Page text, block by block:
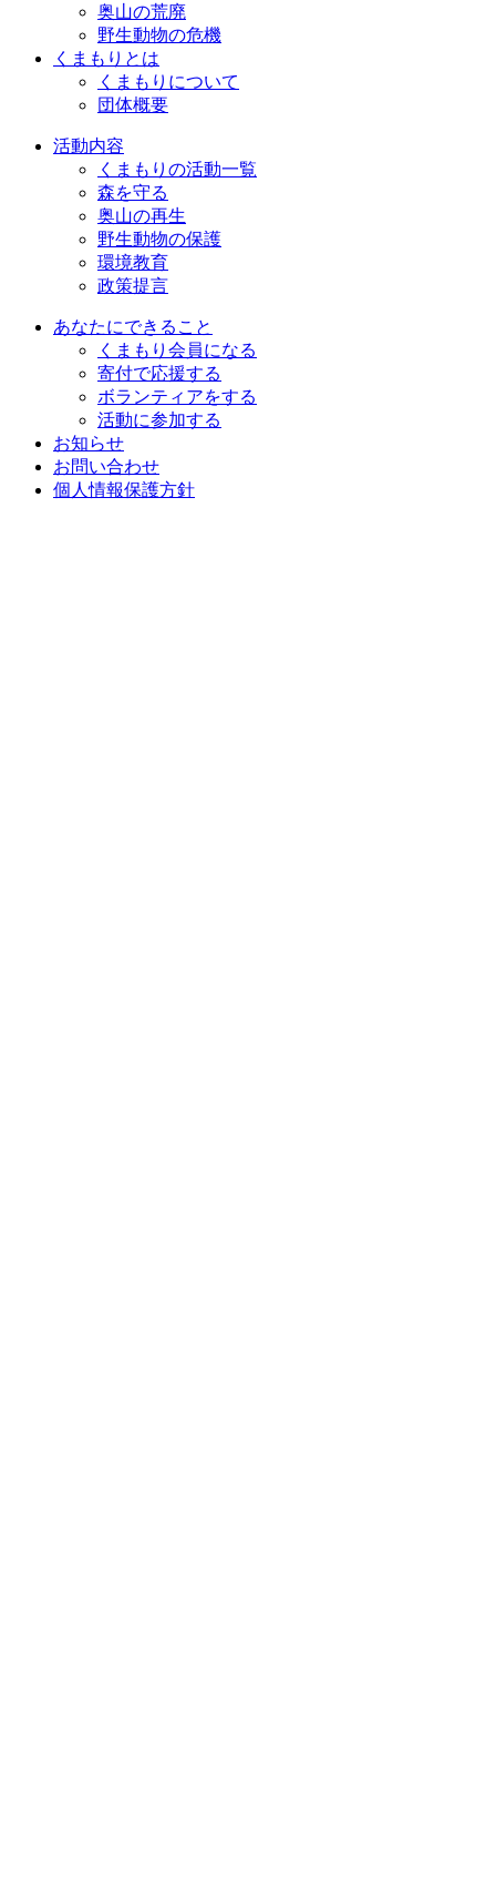
奥山の荒廃
野生動物の危機
くまもりとは
くまもりについて
団体概要
活動内容
くまもりの活動一覧
森を守る
奥山の再生
野生動物の保護
環境教育
政策提言
あなたにできること
くまもり会員になる
寄付で応援する
ボランティアをする
活動に参加する
お知らせ
お問い合わせ
個人情報保護方針